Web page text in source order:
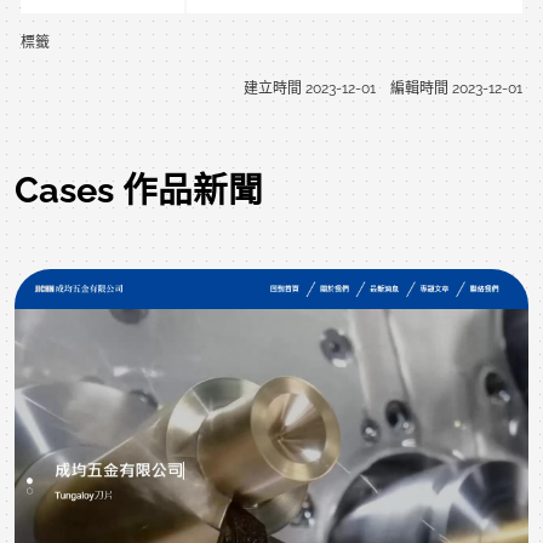
標籤
建立時間 2023-12-01 編輯時間 2023-12-01
Cases 作品新聞